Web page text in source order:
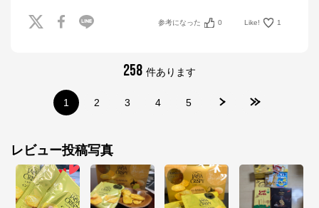
参考になった 0 Like! 1
258 件あります
1 2 3 4 5
レビュー投稿写真